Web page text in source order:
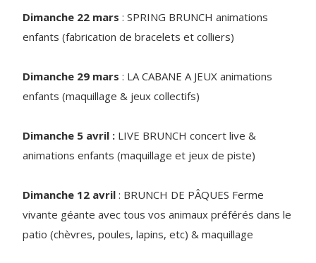
Dimanche 22 mars : SPRING BRUNCH animations
enfants (fabrication de bracelets et colliers)
Dimanche 29 mars : LA CABANE A JEUX animations
enfants (maquillage & jeux collectifs)
Dimanche 5 avril : LIVE BRUNCH concert live &
animations enfants (maquillage et jeux de piste)
Dimanche 12 avril : BRUNCH DE PÂQUES Ferme
vivante géante avec tous vos animaux préférés dans le
patio (chèvres, poules, lapins, etc) & maquillage